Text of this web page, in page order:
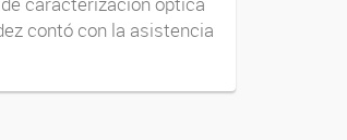
contó con la asistencia